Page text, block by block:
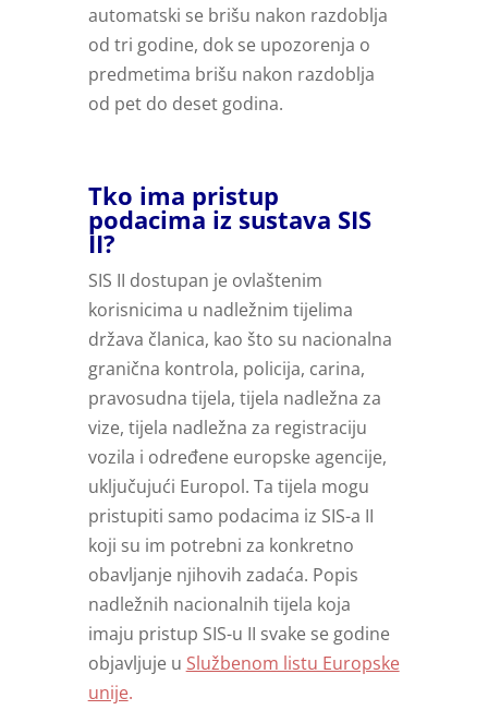
automatski se brišu nakon razdoblja
od tri godine, dok se upozorenja o
predmetima brišu nakon razdoblja
od pet do deset godina.
Tko ima pristup
podacima iz sustava SIS
II?
SIS II dostupan je ovlaštenim
korisnicima u nadležnim tijelima
država članica, kao što su nacionalna
granična kontrola, policija, carina,
pravosudna tijela, tijela nadležna za
vize, tijela nadležna za registraciju
vozila i određene europske agencije,
uključujući Europol. Ta tijela mogu
pristupiti samo podacima iz SIS-a II
koji su im potrebni za konkretno
obavljanje njihovih zadaća. Popis
nadležnih nacionalnih tijela koja
imaju pristup SIS-u II svake se godine
objavljuje u Službenom listu Europske
unije.